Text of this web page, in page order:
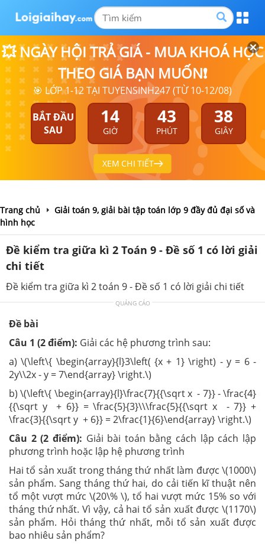
💥 NGÀY HỘI TRẢ GIÁ - MUA KHOÁ HỌC
THEO GIÁ BẠN MUỐN❗
🎯 LỚP 1-12 TẠI TUYENSINH247 (TỪ 10-12/08)
BẮT ĐẦU
SAU
14
GIỜ
43
PHÚT
37
GIÂY
XEM CHI TIẾT
Trang chủ
Giải toán 9, giải bài tập toán lớp 9 đầy đủ đại số và
hình học
Đề kiểm tra giữa kì 2 Toán 9 - Đề số 1 có lời giải
chi tiết
Đề kiểm tra giữa kì 2 toán 9 - Đề số 1 có lời giải chi tiết
QUẢNG CÁO
Đề bài
Câu 1 (2 điểm): Giải các hệ phương trình sau:
a) \(\left\{ \begin{array}{l}3\left( {x + 1} \right) - y = 6 -
2y\\2x - y = 7\end{array} \right.\)
b) \(\left\{ \begin{array}{l}\frac{7}{{\sqrt x - 7}} - \frac{4}
{{\sqrt y + 6}} = \frac{5}{3}\\\frac{5}{{\sqrt x - 7}} +
\frac{3}{{\sqrt y + 6}} = 2\frac{1}{6}\end{array} \right.\)
Câu 2 (2 điểm): Giải bài toán bằng cách lập cách lập
phương trình hoặc lập hệ phương trình
Hai tổ sản xuất trong tháng thứ nhất làm được \(1000\)
sản phẩm. Sang tháng thứ hai, do cải tiến kĩ thuật nên
tổ một vượt mức \(20\% \), tổ hai vượt mức 15% so với
tháng thứ nhất. Vì vậy, cả hai tổ sản xuất được \(1170\)
sản phẩm. Hỏi tháng thứ nhất, mỗi tổ sản xuất được
bao nhiêu sản phẩm?